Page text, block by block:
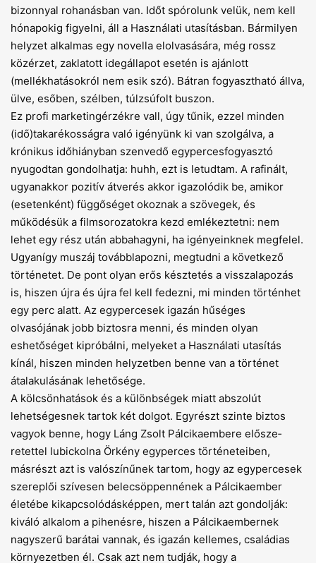
bizonnyal rohanásban van. Időt spórolunk velük, nem kell
hónapokig figyelni, áll a Használati utasításban. Bármilyen
helyzet alkalmas egy novella elolvasására, még rossz
közérzet, zaklatott idegállapot esetén is ajánlott
(mellékhatásokról nem esik szó). Bátran fogyasztható állva,
ülve, esőben, szélben, túlzsúfolt buszon.
Ez profi marketingérzékre vall, úgy tűnik, ezzel minden
(idő)takarékosságra való igényünk ki van szolgálva, a
krónikus időhiányban szenvedő egypercesfogyasztó
nyugodtan gondolhatja: huhh, ezt is letudtam. A rafinált,
ugyanakkor pozitív átverés akkor igazolódik be, amikor
(esetenként) függőséget okoznak a szövegek, és
működésük a filmsorozatokra kezd emlékeztetni: nem
lehet egy rész után abbahagyni, ha igényeinknek megfelel.
Ugyanígy muszáj továbblapozni, megtudni a következő
történetet. De pont olyan erős késztetés a visszalapozás
is, hiszen újra és újra fel kell fedezni, mi minden történhet
egy perc alatt. Az egypercesek igazán hűséges
olvasójának jobb biztosra menni, és minden olyan
eshetőséget kipróbálni, melyeket a Használati utasítás
kínál, hiszen minden helyzetben benne van a történet
átalakulásának lehetősége.
A kölcsönhatások és a különbségek miatt abszolút
lehetségesnek tartok két dolgot. Egyrészt szinte biztos
vagyok benne, hogy Láng Zsolt Pálcikaembere elősze­
retettel lubickolna Örkény egyperces történeteiben,
másrészt azt is valószínűnek tartom, hogy az egypercesek
szereplői szívesen belecsöppennének a Pálcikaember
életébe kikapcsolódásképpen, mert talán azt gondolják:
kiváló alkalom a pihenésre, hiszen a Pálcikaembernek
nagyszerű barátai vannak, és igazán kellemes, családias
környezetben él. Csak azt nem tudják, hogy a